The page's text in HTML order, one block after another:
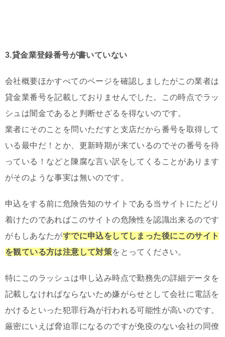
3.貸金業登録番号が書いていない
会社概要ほかすべてのページを確認しましたがこの業者は
貸金業番号を記載しておりませんでした。この時点でラッ
シュは闇金であると判断せざるを得ないのです。
業者にそのことを問いただすと支店だから番号を取得して
いる最中だ！とか、更新時期が来ているのでその番号を待
っている！などと陳腐な言い訳をしてくることがあります
がそのような事実は無いのです。
申込をする前に危険告知のサイトである当サイトにたどり
着けたのであればこのサイトの危険性を認識出来るのです
がもしあなたがすでに申込をしてしまった後にこのサイト
を観ている方は注意して対策をとってください。
特にこのラッシュは申し込み時点で勤務先の詳細データを
記載しなければならないため嫌がらせとして会社に電話を
かけるといった犯罪行為が行われる可能性が高いのです。
厳密にいえば脅迫罪になるのですが免疫のない会社の同僚